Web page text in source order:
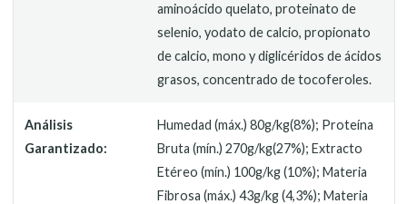
aminoácido quelato, proteinato de
selenio, yodato de calcio, propionato
de calcio, mono y diglicéridos de ácidos
grasos, concentrado de tocoferoles.
Análisis
Garantizado:
Humedad (máx.) 80g/kg(8%); Proteína
Bruta (mín.) 270g/kg(27%); Extracto
Etéreo (mín.) 100g/kg (10%); Materia
Fibrosa (máx.) 43g/kg (4,3%); Materia